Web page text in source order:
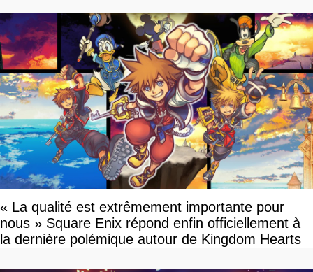
« La qualité est extrêmement importante pour
nous » Square Enix répond enfin officiellement à
la dernière polémique autour de Kingdom Hearts